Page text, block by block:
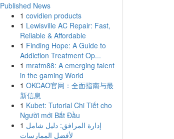
Published News
1 covidien products
1 Lewisville AC Repair: Fast,
Reliable & Affordable
1 Finding Hope: A Guide to
Addiction Treatment Op...
1 mratm88: A emerging talent
in the gaming World
1 OKCAO官网：全面指南与最
新信息
1 Kubet: Tutorial Chi Tiết cho
Người mới Bắt Đầu
1 إدارة المرافق: دليل شامل
لأفضل الممارسات